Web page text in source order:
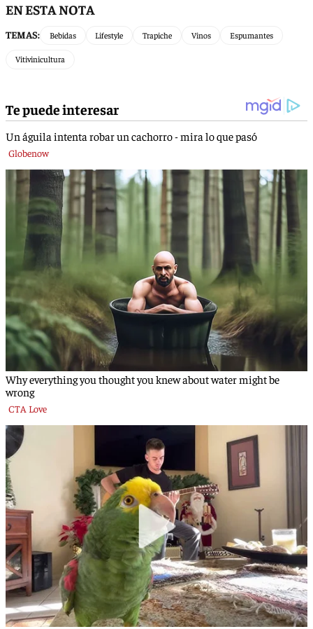
EN ESTA NOTA
TEMAS: Bebidas Lifestyle Trapiche Vinos Espumantes
Vitivinicultura